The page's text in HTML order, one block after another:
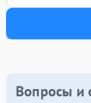
Вопросы и